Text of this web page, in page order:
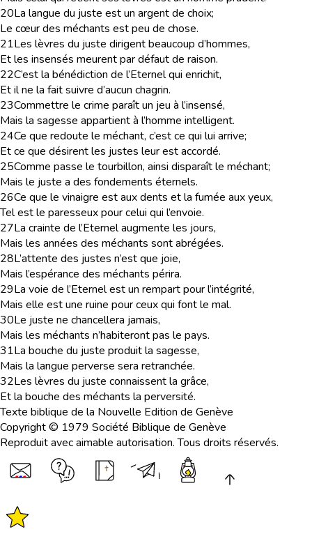
20La langue du juste est un argent de choix;
Le cœur des méchants est peu de chose.
21Les lèvres du juste dirigent beaucoup d’hommes,
Et les insensés meurent par défaut de raison.
22C’est la bénédiction de l’Eternel qui enrichit,
Et il ne la fait suivre d’aucun chagrin.
23Commettre le crime paraît un jeu à l’insensé,
Mais la sagesse appartient à l’homme intelligent.
24Ce que redoute le méchant, c’est ce qui lui arrive;
Et ce que désirent les justes leur est accordé.
25Comme passe le tourbillon, ainsi disparaît le méchant;
Mais le juste a des fondements éternels.
26Ce que le vinaigre est aux dents et la fumée aux yeux,
Tel est le paresseux pour celui qui l’envoie.
27La crainte de l’Eternel augmente les jours,
Mais les années des méchants sont abrégées.
28L’attente des justes n’est que joie,
Mais l’espérance des méchants périra.
29La voie de l’Eternel est un rempart pour l’intégrité,
Mais elle est une ruine pour ceux qui font le mal.
30Le juste ne chancellera jamais,
Mais les méchants n’habiteront pas le pays.
31La bouche du juste produit la sagesse,
Mais la langue perverse sera retranchée.
32Les lèvres du juste connaissent la grâce,
Et la bouche des méchants la perversité.
Texte biblique de la Nouvelle Edition de Genève
Copyright © 1979 Société Biblique de Genève
Reproduit avec aimable autorisation. Tous droits réservés.